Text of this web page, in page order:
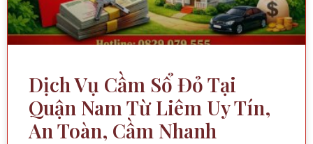
Dịch Vụ Cầm Sổ Đỏ Tại
Quận Nam Từ Liêm Uy Tín,
An Toàn, Cầm Nhanh